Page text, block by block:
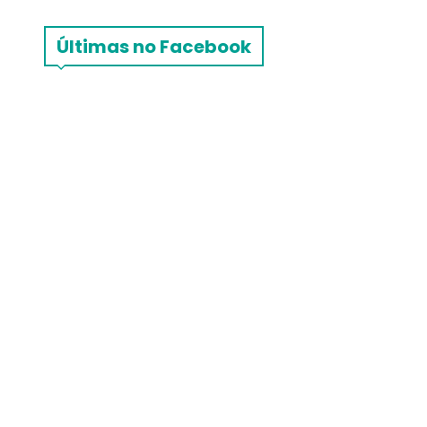
Últimas no Facebook